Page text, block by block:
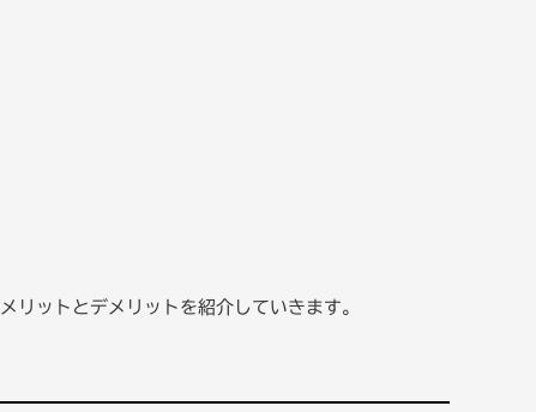
リットとデメリットを紹介していきます。